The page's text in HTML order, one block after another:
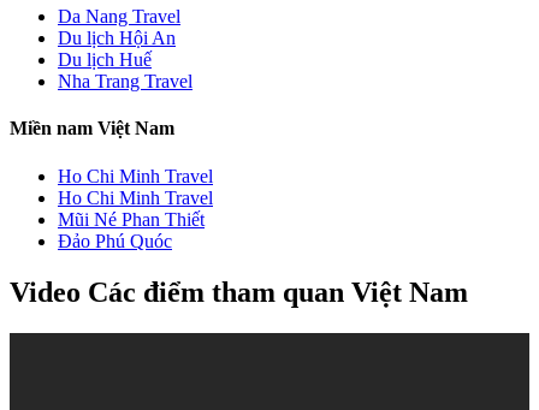
Da Nang Travel
Du lịch Hội An
Du lịch Huế
Nha Trang Travel
Miền nam Việt Nam
Ho Chi Minh Travel
Ho Chi Minh Travel
Mũi Né Phan Thiết
Đảo Phú Quóc
Video Các điểm tham quan Việt Nam